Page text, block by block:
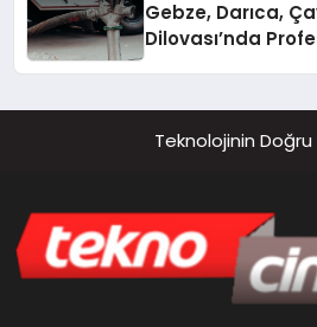
Gebze, Darıca,
Dilovası’nda
Teknolojinin Doğru